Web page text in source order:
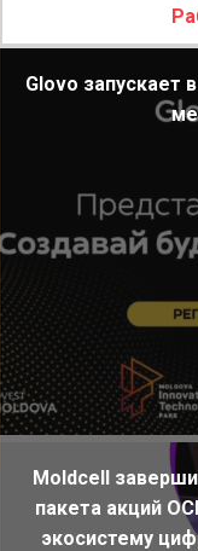
Glovo запускает
Moldcell
пакета акций
экосистему